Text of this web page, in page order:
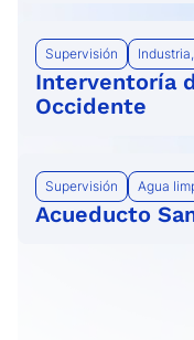
Supervisión
Interventoría
Occidente
Supervisión Agua
Acueducto